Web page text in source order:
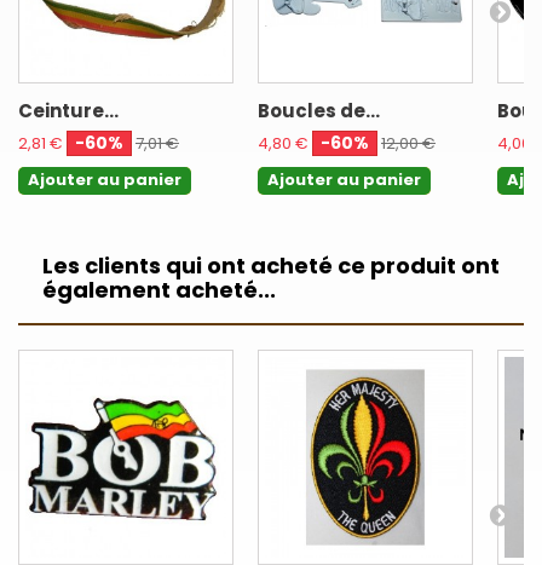
Ceinture...
2,81 € -60% 7,01 €
Ajouter au panier
Boucles de...
4,80 € -60% 12,00 €
Ajouter au panier
4,00
Les clients qui ont acheté ce produit ont
également acheté...